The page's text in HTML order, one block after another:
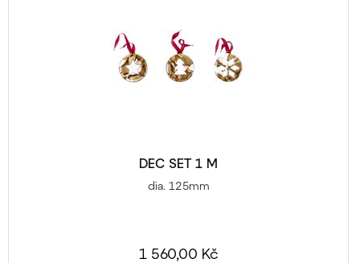
DEC SET 1 M
dia. 125mm
1 560,00 Kč